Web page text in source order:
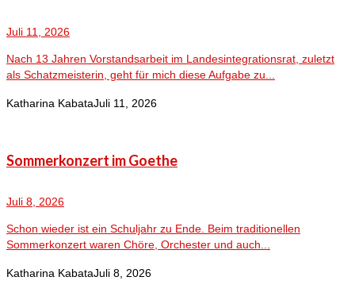
Juli 11, 2026
Nach 13 Jahren Vorstandsarbeit im Landesintegrationsrat, zuletzt
als Schatzmeisterin, geht für mich diese Aufgabe zu...
Katharina KabataJuli 11, 2026
Sommerkonzert im Goethe
Juli 8, 2026
Schon wieder ist ein Schuljahr zu Ende. Beim traditionellen
Sommerkonzert waren Chöre, Orchester und auch...
Katharina KabataJuli 8, 2026